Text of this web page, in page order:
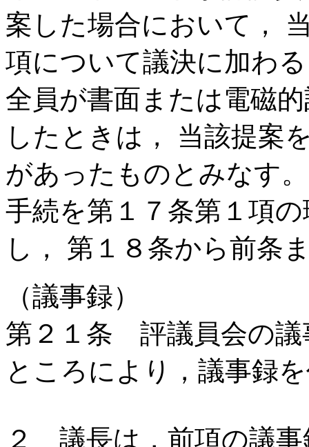
案した場合において，
項について議決に加わ
全員が書面または電磁
したときは， 当該提案
があったものとみなす
手続を第１７条第１項
し， 第１８条から前条
（議事録）
第２１条 評議員会の議
ところにより，議事録
２ 議長は，前項の議事